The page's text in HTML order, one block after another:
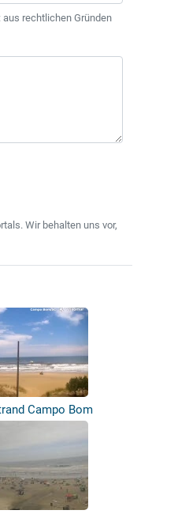
rechtlichen Gründen
Wir behalten uns vor,
Campo Bom